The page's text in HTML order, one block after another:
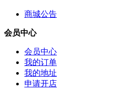
商城公告
会员中心
会员中心
我的订单
我的地址
申请开店